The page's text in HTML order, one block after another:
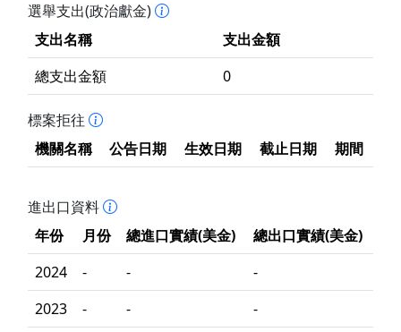
選舉支出(政治獻金)
支出名稱
支出金額
總支出金額
0
標案拒往
機關名稱
公告日期 生效日期 截止日期 期間
進出口資料
年份
月份 總進口實績(美金)
總出口實績(美金)
2024
- -
-
2023
- -
-